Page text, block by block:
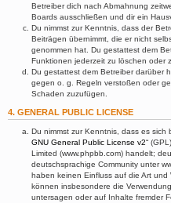
Betreiber dich nach Abmahnung
Boards ausschließen und dir ein
Du nimmst zur Kenntnis, dass der
Beiträgen übernimmt, die er nicht
genommen hat. Du gestattest dem
Funktionen jederzeit zu löschen oder
Du gestattest dem Betreiber darüber
gegen o. g. Regeln verstoßen oder
Schaden zuzufügen.
4. GENERAL PUBLIC LICENSE
Du nimmst zur Kenntnis, dass es sich
GNU General Public License v2“
Limited (www.phpbb.com) handelt;
deutschsprachige Community unter
haben keinen Einfluss auf die Art und
können insbesondere die
untersagen oder auf Inhalte fremder